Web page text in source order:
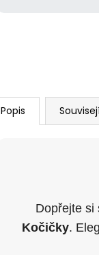
Popis
Dopřejte si
Kočičky.